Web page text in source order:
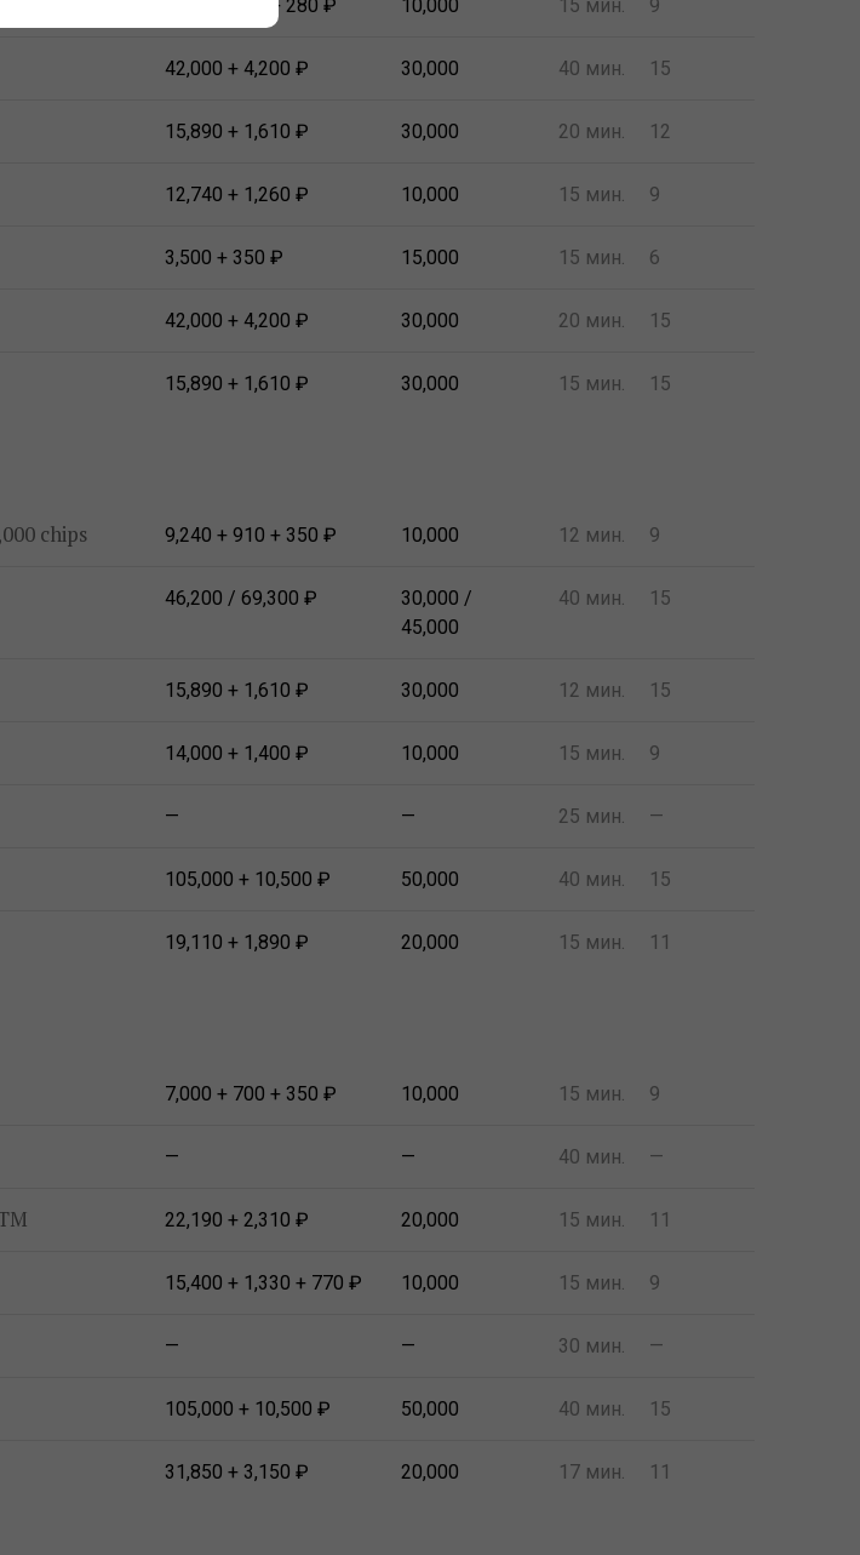
6,160 + 560 + 280 ₽ 10,000 15 мин. 9
42,000 + 4,200 ₽ 30,000 40 мин. 15
15,890 + 1,610 ₽ 30,000 20 мин. 12
12,740 + 1,260 ₽ 10,000 15 мин. 9
3,500 + 350 ₽ 15,000 15 мин. 6
42,000 + 4,200 ₽ 30,000 20 мин. 15
15,890 + 1,610 ₽ 30,000 15 мин. 15
chips 9,240 + 910 + 350 ₽ 10,000 12 мин. 9
46,200 / 69,300 ₽
30,000 /
45,000
40 мин. 15
15,890 + 1,610 ₽ 30,000 12 мин. 15
14,000 + 1,400 ₽ 10,000 15 мин. 9
— — 25 мин. —
105,000 + 10,500 ₽ 50,000 40 мин. 15
19,110 + 1,890 ₽ 20,000 15 мин. 11
7,000 + 700 + 350 ₽ 10,000 15 мин. 9
— — 40 мин. —
22,190 + 2,310 ₽ 20,000 15 мин. 11
15,400 + 1,330 + 770 ₽ 10,000 15 мин. 9
— — 30 мин. —
105,000 + 10,500 ₽ 50,000 40 мин. 15
31,850 + 3,150 ₽ 20,000 17 мин. 11